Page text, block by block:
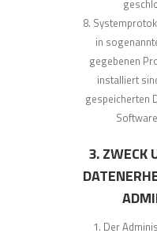
in
gegebenen
installiert
gespeicherten
3. ZWECK
Der